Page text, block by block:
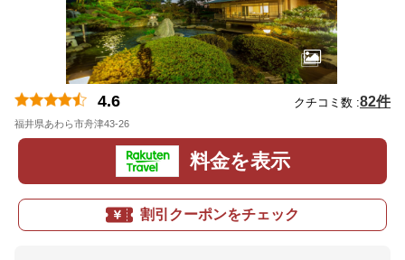
4.6 クチコミ数 :82件
福井県あわら市舟津43-26
料金を表示
割引クーポンをチェック